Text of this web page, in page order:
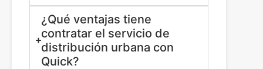
¿Qué ventajas tiene
contratar el servicio de
distribución urbana con
Quick?